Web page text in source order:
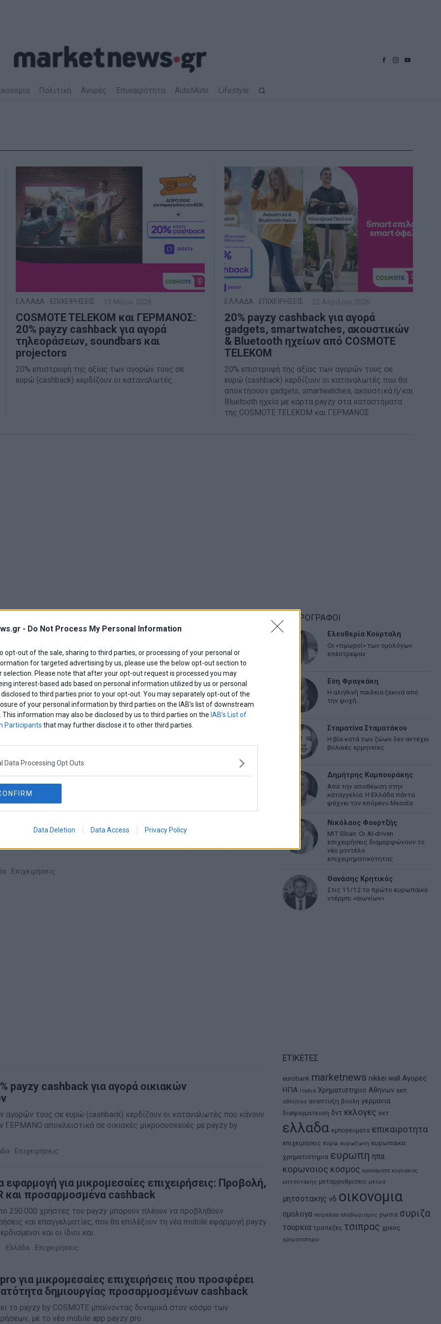
- Do Not Process My Personal Information
opt-out of the sale, sharing to third parties, or processing of your personal or
for targeted advertising by us, please use the below opt-out section to
selection. Please note that after your opt-out request is processed you may
interest-based ads based on personal information utilized by us or personal
to third parties prior to your opt-out. You may separately opt-out of the
of your personal information by third parties on the IAB’s list of downstream
This information may also be disclosed by us to third parties on the IAB’s List of
Participants that may further disclose it to other third parties.
Data Processing Opt Outs
Data Deletion Data Access Privacy Policy
Πολιτική Αγορές Επικαιρότητα AutoMoto Lifestyle
ΕΛΛΑΔΑ ΕΠΙΧΕΙΡΗΣΕΙΣ 13 Μαΐου 2026
COSMOTE TELEKOM και ΓΕΡΜΑΝΟΣ:
20% payzy cashback για αγορά
τηλεοράσεων, soundbars και
projectors
20% επιστροφή της αξίας των αγορών τους σε
ευρώ (cashback) κερδίζουν οι καταναλωτές.
ΕΛΛΑΔΑ ΕΠΙΧΕΙΡΗΣΕΙΣ 22 Απριλίου 2026
20% payzy cashback για αγορά
gadgets, smartwatches, ακουστικών
& Bluetooth ηχείων από COSMOTE
TELEKOM
20% επιστροφή της αξίας των αγορών τους σε
ευρώ (cashback) κερδίζουν οι καταναλωτές που θα
αποκτήσουν gadgets, smartwatches, ακουστικά ή/και
Bluetooth ηχεία με κάρτα payzy στα καταστήματα
της COSMOTE TELEKOM και ΓΕΡΜΑΝΟΣ
20% payzy cashback σε COSMOTE TELEKOM & ΓΕΡΜΑΝΟ, προσφέρει η
σε όλους τους συνδρομητές
Ελλάδα · Επιχειρήσεις
payzy cashback για αγορά οικιακών
αγορών τους σε ευρώ (cashback) κερδίζουν οι καταναλωτές που θα
Επιχειρήσεις
payzy cashback για αγορά τηλεοράσεων και
αγορών τους σε ευρώ (cashback) κερδίζουν οι καταναλωτές που θα
Επιχειρήσεις
payzy cashback για αγορά οικιακών
αγορών τους σε ευρώ (cashback) κερδίζουν οι καταναλωτές που κάνουν
ΓΕΡΜΑΝΟ αποκλειστικά σε οικιακές μικροσυσκευές με payzy by
Επιχειρήσεις
εφαρμογή για μικρομεσαίες επιχειρήσεις: Προβολή,
και προσαρμοσμένα cashback
250.000 χρήστες του payzy μπορούν πλέουν να προβληθούν
και επαγγελματίες, που θα επιλέξουν τη νέα mobile εφαρμογή payzy
και οι ίδιοι και
Ελλάδα Επιχειρήσεις
για μικρομεσαίες επιχειρήσεις που προσφέρει
δημιουργίας προσαρμοσμένων cashback
το payzy by COSMOTE μπαίνοντας δυναμικά στον κόσμο των
με το νέο mobile app payzy pro.
ΑΡΘΡΟΓΡΑΦΟΙ
Ελευθερία Κούρταλη
Οι «τιμωροί» των ομολόγων
επέστρεψαν
Εύη Φραγκάκη
Η αληθινή παιδεία ξεκινά από
την ψυχή…
Σταματίνα Σταματάκου
Η βία κατά των ζώων δεν αντέχει
βολικές ερμηνείες
Δημήτρης Καμπουράκης
Από την αποθέωση στην
καταγγελία: Η Ελλάδα πάντα
ψάχνει τον επόμενο Μεσσία
Νικόλαος Φουρτζής
MIT Sloan: Οι AI-driven
επιχειρήσεις διαμορφώνουν το
νέο μοντέλο
επιχειρηματικότητας
Θανάσης Κρητικός
Στις 11/12 το πρώτο ευρωπαϊκό
ντέρμπι «αιωνίων»
ΕΤΙΚΕΤΕΣ
eurobank marketnews nikkei wall
Αγορες
ΗΠΑ Ιταλια Χρηματιστηριο Αθηνων αεπ
αθλητικα αναπτυξη βουλη γερμανια
διαπραγματευση δντ εκλογες εκτ
ελλαδα εμπορευματα επικαιροτητα
επιχειρησεις ευρω ευρωζωνη ευρωπαικα
χρηματιστηρια ευρωπη ηπα
κορωνοιος κοσμος κρουσματα κυριακος
μητσοτακης μεταρρυθμισεις μετρα
μητσοτακης νδ οικονομια
ομολογα πετρελαιο πληθωρισμος ρωσια συριζα
τουρκια τραπεζες τσιπρας χρεος
χρηματιστηριο